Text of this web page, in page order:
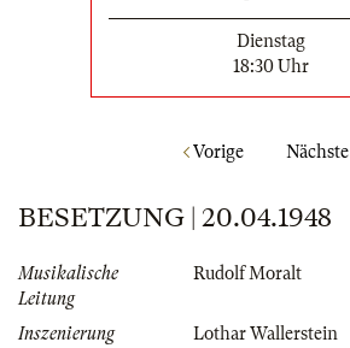
Dienstag
18:30 Uhr
Vorige Nächste
BESETZUNG | 20.04.1948
Musikalische
Leitung
Rudolf Moralt
Inszenierung
Lothar Wallerstein